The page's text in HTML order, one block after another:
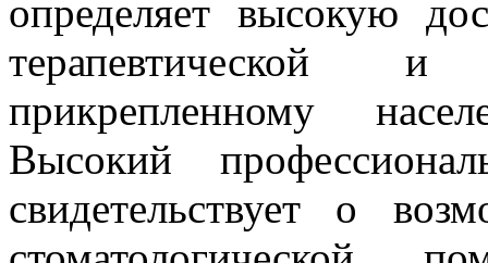
определяет высокую
терапевтической
прикрепленному
Высокий
свидетельствует о